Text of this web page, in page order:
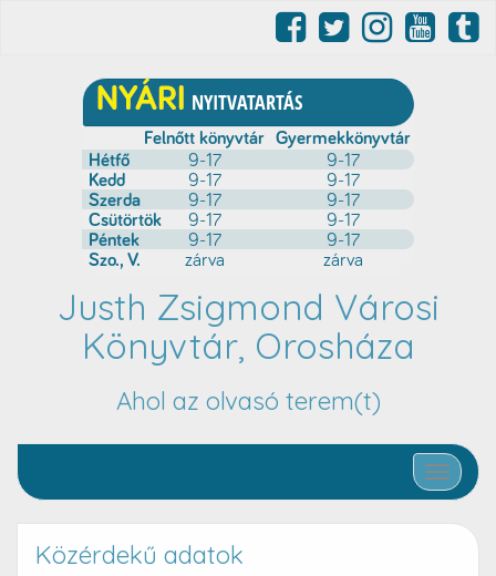
Justh Zsigmond Városi
Könyvtár, Orosháza
Ahol az olvasó terem(t)
Toggle
Közérdekű adatok